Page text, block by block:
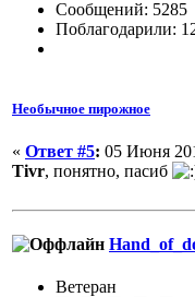
Сообщений: 5285
Поблагодарили:
Необычное пирожное
« Ответ #5: 05 Июня
Tivr, понятно, пасиб
Ветеран